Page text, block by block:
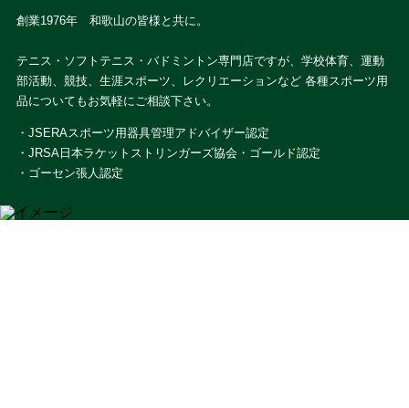
創業1976年 和歌山の皆様と共に。
テニス・ソフトテニス・バドミントン専門店ですが、学校体育、運動
部活動、競技、生涯スポーツ、レクリエーションなど 各種スポーツ用
品についてもお気軽にご相談下さい。
・JSERAスポーツ用器具管理アドバイザー認定
・JRSA日本ラケットストリンガーズ協会・ゴールド認定
・ゴーセン張人認定